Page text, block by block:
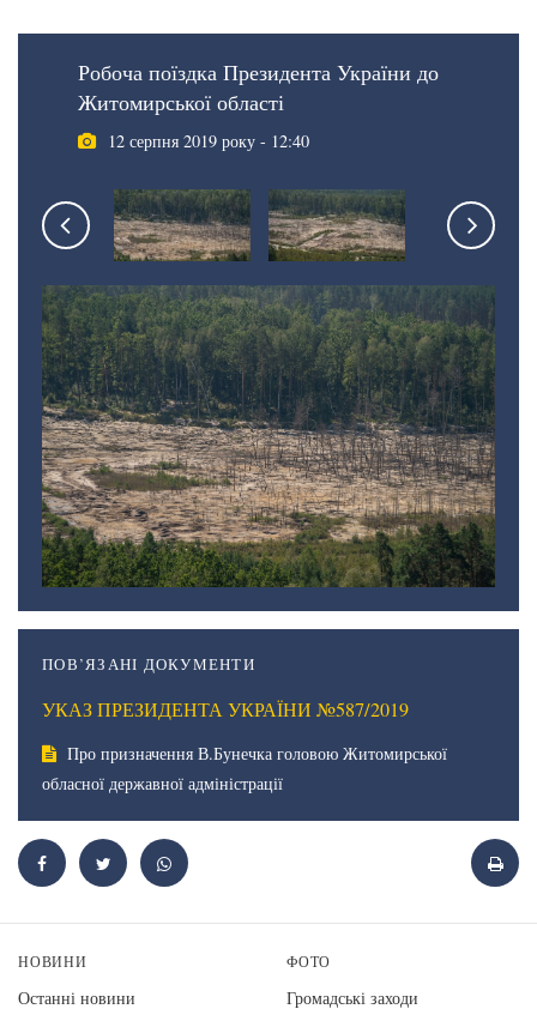
Робоча поїздка Президента України до
Житомирської області
12 серпня 2019 року - 12:40
ПОВ’ЯЗАНІ ДОКУМЕНТИ
УКАЗ ПРЕЗИДЕНТА УКРАЇНИ №587/2019
Про призначення В.Бунечка головою Житомирської
обласної державної адміністрації
НОВИНИ
Останні новини
ФОТО
Громадські заходи